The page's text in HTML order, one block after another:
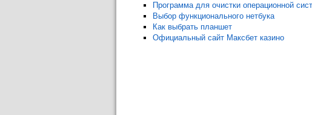
Программа для очистки операционной
Выбор функционального нетбука
Как выбрать планшет
Официальный сайт Максбет казино